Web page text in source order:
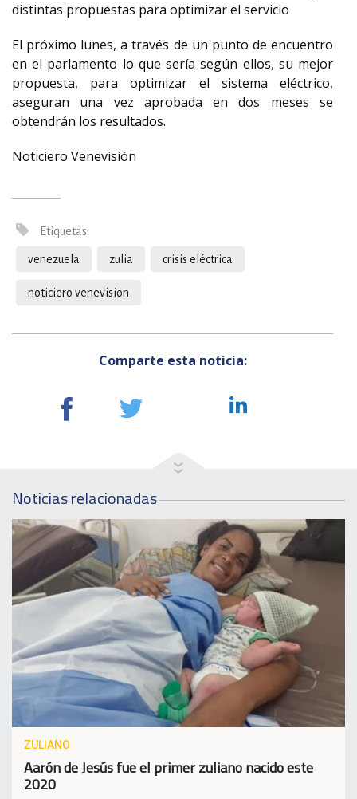
distintas propuestas para optimizar el servicio
El próximo lunes, a través de un punto de encuentro
en el parlamento lo que sería según ellos, su mejor
propuesta, para optimizar el sistema eléctrico,
aseguran una vez aprobada en dos meses se
obtendrán los resultados.
Noticiero Venevisión
Etiquetas:
venezuela zulia crisis eléctrica
noticiero venevision
Comparte esta noticia:
Noticias relacionadas
ZULIANO
Aarón de Jesús fue el primer zuliano nacido este
2020